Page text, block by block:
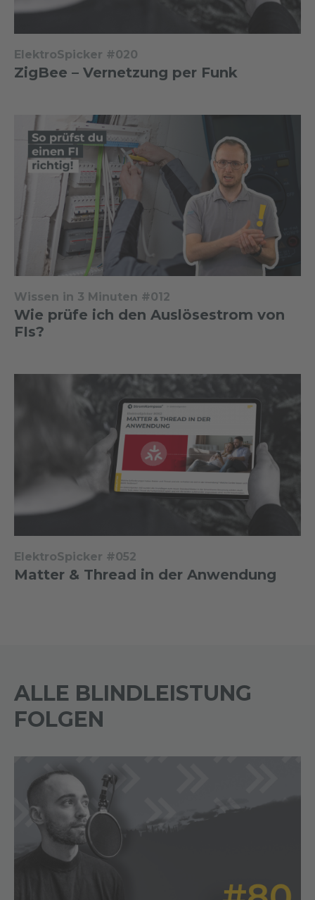
ElektroSpicker #020
ZigBee – Vernetzung per Funk
Wissen in 3 Minuten #012
Wie prüfe ich den Auslösestrom von
FIs?
ElektroSpicker #052
Matter & Thread in der Anwendung
ALLE BLINDLEISTUNG
FOLGEN